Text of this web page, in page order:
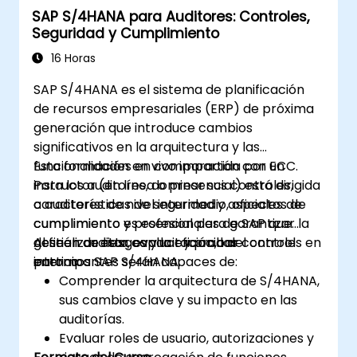
SAP S/4HANA para Auditores: Controles,
Seguridad y Cumplimiento
16 Horas
SAP S/4HANA es el sistema de planificación
de recursos empresariales (ERP) de próxima
generación que introduce cambios
significativos en la arquitectura y las
funcionalidades en comparación con ECC.
Para los auditores, dominar sus controles,
características de seguridad y aspectos de
cumplimiento es esencial para garantizar la
gestión de riesgos y la eficacia del control
interno.
Esta formación en vivo impartida por un
instructor (en línea o presencial) está dirigida
a auditores de nivel intermedio, oficiales de
cumplimiento y profesionales de SAP que
deseen auditar, evaluar y probar controles en
entornos SAP S/4HANA.
Al finalizar esta capacitación, los
participantes serán capaces de:
Comprender la arquitectura de S/4HANA,
sus cambios clave y su impacto en las
auditorías.
Evaluar roles de usuario, autorizaciones y